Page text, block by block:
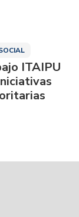
ITAIPU